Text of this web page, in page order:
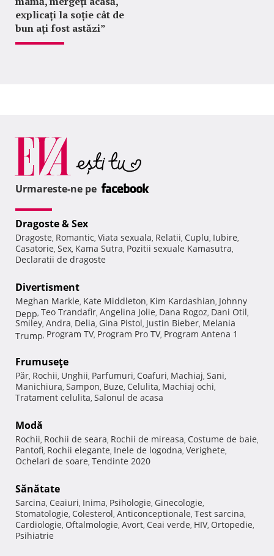
explicați la soție cât de
bun ați fost astăzi”
Urmareste-ne pe
Dragoste & Sex
Dragoste, Romantic, Viata sexuala, Relatii, Cuplu, Iubire,
Casatorie, Sex, Kama Sutra, Pozitii sexuale Kamasutra,
Declaratii de dragoste
Divertisment
Meghan Markle, Kate Middleton, Kim Kardashian, Johnny
Depp, Teo Trandafir, Angelina Jolie, Dana Rogoz, Dani Otil,
Smiley, Andra, Delia, Gina Pistol, Justin Bieber, Melania
Trump, Program TV, Program Pro TV, Program Antena 1
Frumuseţe
Păr, Rochii, Unghii, Parfumuri, Coafuri, Machiaj, Sani,
Manichiura, Sampon, Buze, Celulita, Machiaj ochi,
Tratament celulita, Salonul de acasa
Modă
Rochii, Rochii de seara, Rochii de mireasa, Costume de baie,
Pantofi, Rochii elegante, Inele de logodna, Verighete,
Ochelari de soare, Tendinte 2020
Sănătate
Sarcina, Ceaiuri, Inima, Psihologie, Ginecologie,
Stomatologie, Colesterol, Anticonceptionale, Test sarcina,
Cardiologie, Oftalmologie, Avort, Ceai verde, HIV, Ortopedie,
Psihiatrie